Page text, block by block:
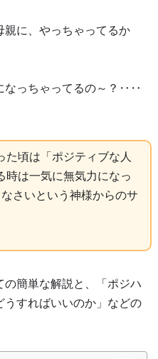
親に、やっちゃってるか
なっちゃってるの～？‥‥
た頃は「ポジティブな人
時は一気に無気力になっ
さいという神様からのサ
簡単な解説と、「ポジハ
すればいいのか」などの